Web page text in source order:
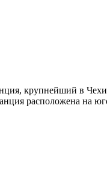
крупнейший в
расположена на